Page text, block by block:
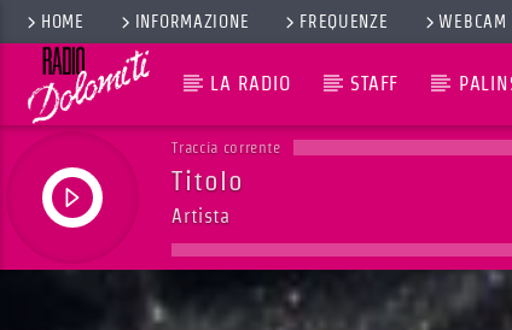
HOME INFORMAZIONE FREQUENZE WEBCAM
LA RADIO STAFF
Traccia corrente
Titolo
Artista